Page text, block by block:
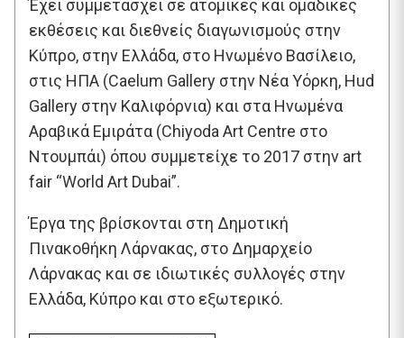
Έχει συμμετάσχει σε ατομικές και ομαδικές
εκθέσεις και διεθνείς διαγωνισμούς στην
Κύπρο, στην Ελλάδα, στο Ηνωμένο Βασίλειο,
στις ΗΠΑ (Caelum Gallery στην Νέα Υόρκη, Hud
Gallery στην Καλιφόρνια) και στα Ηνωμένα
Αραβικά Εμιράτα (Chiyoda Art Centre στο
Ντουμπάι) όπου συμμετείχε το 2017 στην art
fair “World Art Dubai”.
Έργα της βρίσκονται στη Δημοτική
Πινακοθήκη Λάρνακας, στο Δημαρχείο
Λάρνακας και σε ιδιωτικές συλλογές στην
Ελλάδα, Κύπρο και στο εξωτερικό.